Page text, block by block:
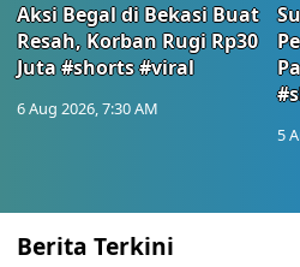
Aksi Begal di Bekasi Buat
Resah, Korban Rugi Rp30
Juta #shorts #viral
6 Aug 2026, 7:30 AM
5
Berita Terkini